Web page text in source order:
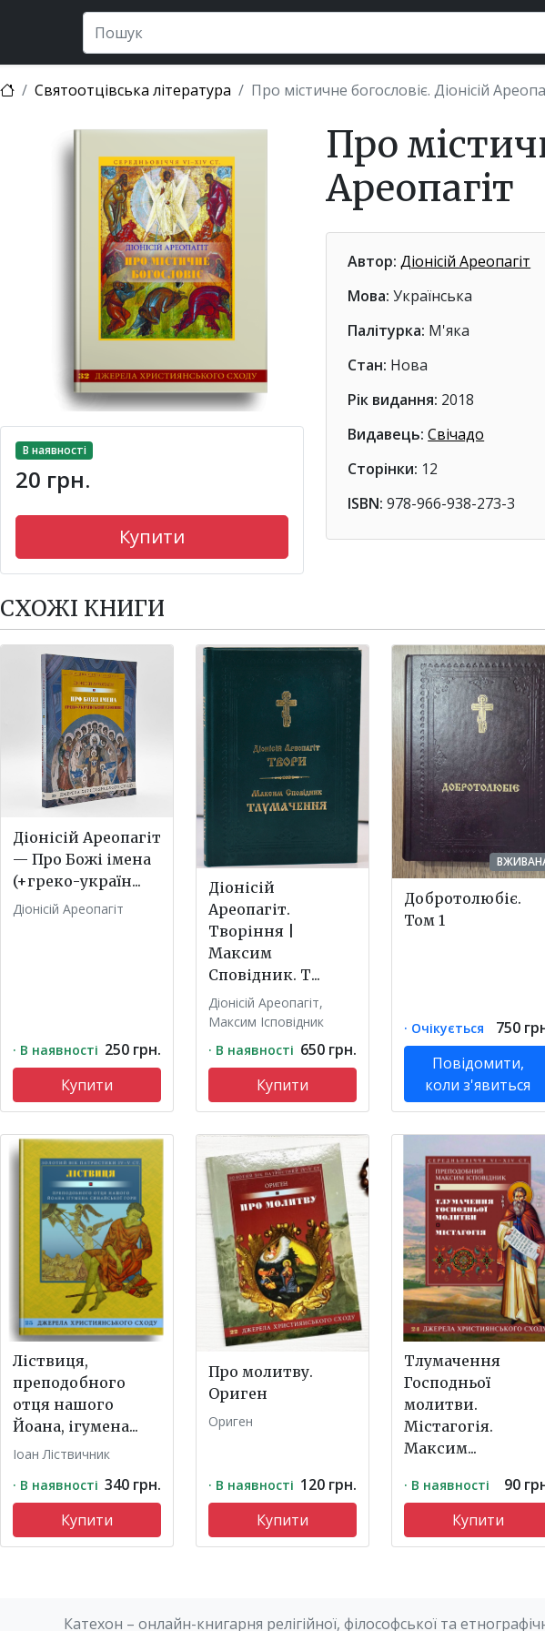
Святоотцівська література Про містичне богословіє. Діонісій
В наявності
20 грн.
Купити
Про
Ареопагіт
Автор: Діонісій Ареопагіт
Мова: Українська
Палітурка: М'яка
Стан: Нова
Рік видання: 2018
Видавець: Свічадо
Сторінки: 12
ISBN: 978-966-938-273-3
СХОЖІ КНИГИ
Діонісій Ареопагіт
— Про Божі імена
(+греко-україн...
Діонісій Ареопагіт
· В наявності 250 грн.
Купити
Діонісій
Ареопагіт.
Творіння |
Максим
Сповідник. Т...
Діонісій Ареопагіт,
Максим Ісповідник
· В наявності 650 грн.
Купити
Добротолюбіє.
Том 1
· Очікується
750
Повідомити,
коли з'явиться
Ліствиця,
преподобного
отця нашого
Йоана, ігумена...
Іоан Ліствичник
· В наявності 340 грн.
Купити
Про молитву.
Ориген
Ориген
· В наявності 120 грн.
Купити
Тлумачення
Господньої
молитви.
Містагогія.
Максим...
· В наявності
90
Купити
Катехон – онлайн-книгарня релігійної, філософської та